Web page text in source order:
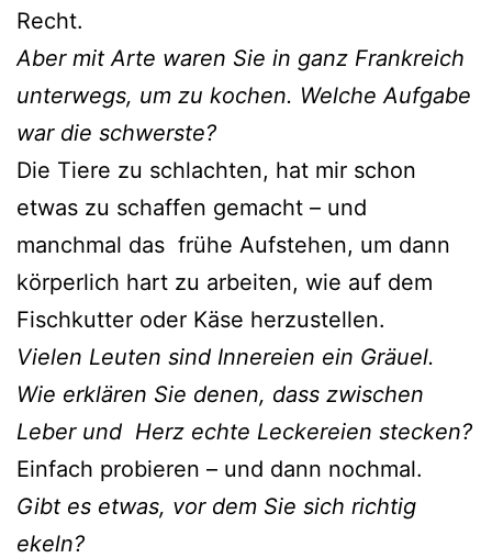
Recht.
Aber mit Arte waren Sie in ganz Frankreich
unterwegs, um zu kochen. Welche Aufgabe
war die schwerste?
Die Tiere zu schlachten, hat mir schon
etwas zu schaffen gemacht – und
manchmal das frühe Aufstehen, um dann
körperlich hart zu arbeiten, wie auf dem
Fischkutter oder Käse herzustellen.
Vielen Leuten sind Innereien ein Gräuel.
Wie erklären Sie denen, dass zwischen
Leber und Herz echte Leckereien stecken?
Einfach probieren – und dann nochmal.
Gibt es etwas, vor dem Sie sich richtig
ekeln?